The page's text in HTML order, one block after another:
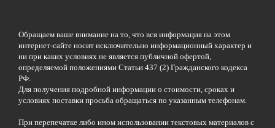
Обращаем ваше внимание на то, что вся информация на этом
интернет-сайте носит исключительно информационный характер и
ни при каких условиях не является публичной офертой,
определяемой положениями Статьи 437 (2) Гражданского кодекса
РФ.
Для получения подробной информации о стоимости, сроках и
условиях поставки просьба обращаться по указанным телефонам.
При перепечатке либо ином использовании текстовых материалов с